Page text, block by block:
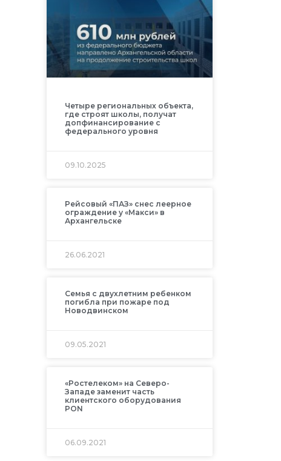
Четыре региональных объекта,
где строят школы, получат
допфинансирование с
федерального уровня
09.10.2025
Рейсовый «ПАЗ» снес леерное
ограждение у «Макси» в
Архангельске
26.06.2021
Семья с двухлетним ребенком
погибла при пожаре под
Новодвинском
09.05.2021
«Ростелеком» на Северо-
Западе заменит часть
клиентского оборудования
PON
06.09.2021